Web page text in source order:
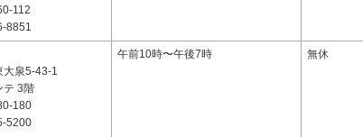
112
8851
大泉5-43-1
テ 3階
180
5200
午前10時〜午後7時 無休